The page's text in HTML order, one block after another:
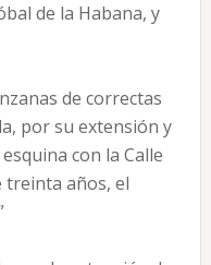
de la Habana, y
de correctas
por su extensión y
con la Calle
treinta años, el